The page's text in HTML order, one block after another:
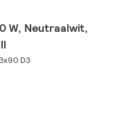
W, Neutraalwit,
D3